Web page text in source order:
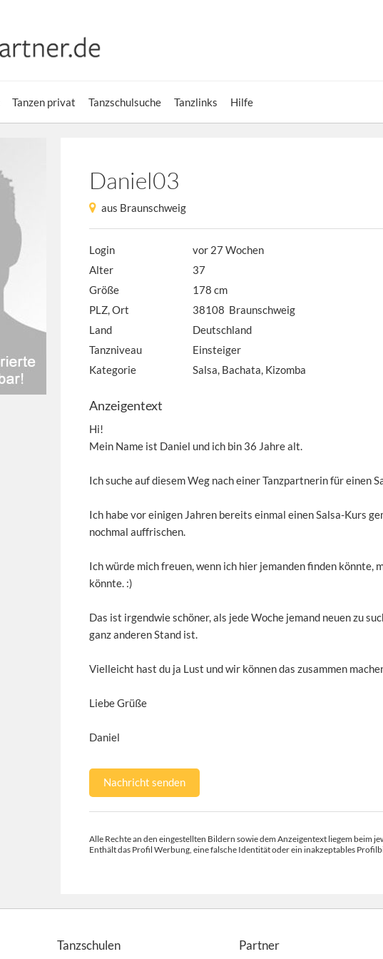
Tanzen privat Tanzschulsuche Tanzlinks Hilfe
Daniel03
aus Braunschweig
Login
vor 27 Wochen
Alter
37
Größe
178 cm
PLZ, Ort
38108 Braunschweig
Land
Deutschland
Tanzniveau
Einsteiger
Kategorie
Salsa, Bachata, Kizomba
Anzeigentext
Hi!
Mein Name ist Daniel und ich bin 36 Jahre alt.
Ich suche auf diesem Weg nach einer Tanzpartnerin für einen
Ich habe vor einigen Jahren bereits einmal einen Salsa-Kurs
nochmal auffrischen.
Ich würde mich freuen, wenn ich hier jemanden finden könnte,
könnte. :)
Das ist irgendwie schöner, als jede Woche jemand neuen zu
ganz anderen Stand ist.
Vielleicht hast du ja Lust und wir können das zusammen
Liebe Grüße
Daniel
Nachricht senden
Alle Rechte an den eingestellten Bildern sowie dem Anzeigentext liegem beim
Enthält das Profil Werbung, eine falsche Identität oder ein inakzeptables
Tanzschulen Partner